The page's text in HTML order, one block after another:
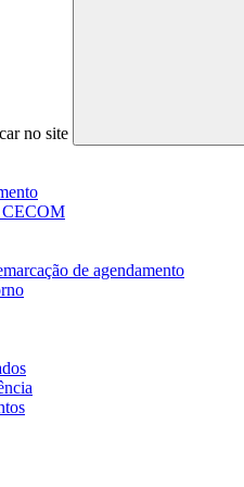
no site
CECOM
de agendamento